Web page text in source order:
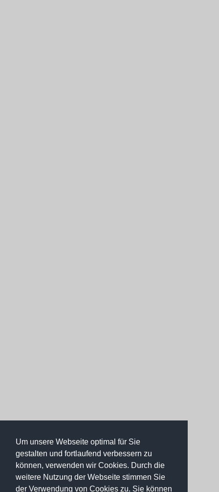
Um unsere Webseite optimal für Sie
gestalten und fortlaufend verbessern zu
können, verwenden wir Cookies. Durch die
weitere Nutzung der Webseite stimmen Sie
der Verwendung von Cookies zu. Sie können